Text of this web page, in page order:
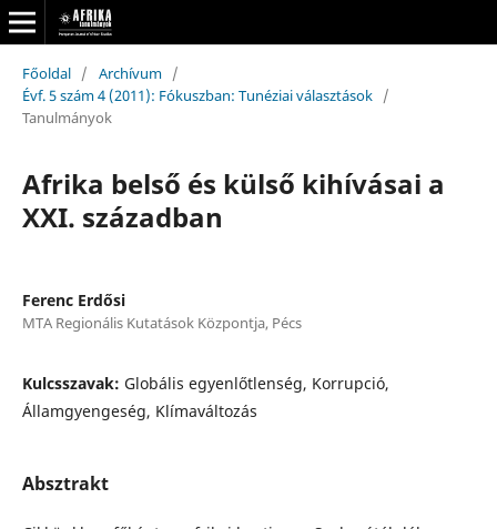
Főoldal / Archívum /
Évf. 5 szám 4 (2011): Fókuszban: Tunéziai választások /
Tanulmányok
Afrika belső és külső kihívásai a
XXI. században
Ferenc Erdősi
MTA Regionális Kutatások Központja, Pécs
Kulcsszavak: Globális egyenlőtlenség, Korrupció,
Államgyengeség, Klímaváltozás
Absztrakt